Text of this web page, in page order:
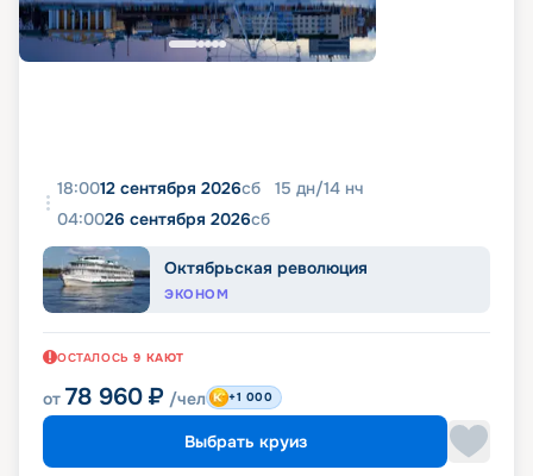
18:0012 сентября 2026сб 15 дн/14 нч
04:0026 сентября 2026сб
Октябрьская революция
ЭКОНОМ
ОСТАЛОСЬ 9 КАЮТ
от 78 960 ₽ /чел +1 000
Выбрать круиз